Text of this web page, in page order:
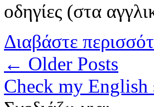
οδηγίες (στα
Διαβάστε
← Older Posts
Check my English